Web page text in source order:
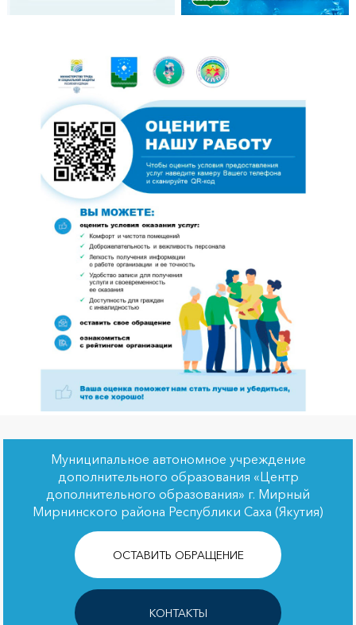
Муниципальное автономное учреждение
дополнительного образования «Центр
дополнительного образования» г. Мирный
Мирнинского района Республики Саха (Якутия)
ОСТАВИТЬ ОБРАЩЕНИЕ
КОНТАКТЫ